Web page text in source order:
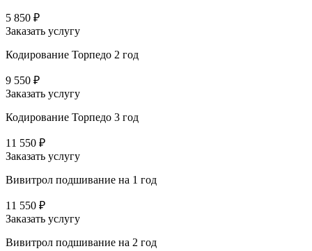
5 850 ₽
Заказать услугу
Кодирование Торпедо 2 год
9 550 ₽
Заказать услугу
Кодирование Торпедо 3 год
11 550 ₽
Заказать услугу
Вивитрол подшивание на 1 год
11 550 ₽
Заказать услугу
Вивитрол подшивание на 2 год